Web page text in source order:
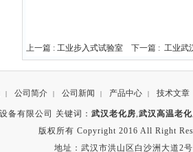
上一篇 : 工业步入式试验室 下一篇 : 工业武
| 公司简介 | 公司新闻 | 产品中心 | 技术文章
备有限公司 关键词： 武汉老化房,武汉高温老
版权所有 Copyright 2016 All Right
地址：武汉市洪山区白沙洲大道2